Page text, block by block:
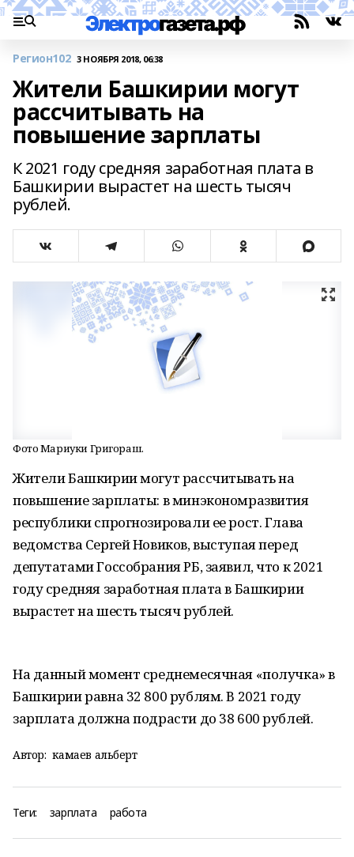
Регион102 3 НОЯБРЯ 2018, 06:38
Жители Башкирии могут
рассчитывать на
повышение зарплаты
К 2021 году средняя заработная плата в
Башкирии вырастет на шесть тысяч
рублей.
Фото Мариуки Григораш.
Жители Башкирии могут рассчитывать на
повышение зарплаты: в минэкономразвития
республики спрогнозировали ее рост. Глава
ведомства Сергей Новиков, выступая перед
депутатами Госсобрания РБ, заявил, что к 2021
году средняя заработная плата в Башкирии
вырастет на шесть тысяч рублей.
На данный момент среднемесячная «получка» в
Башкирии равна 32 800 рублям. В 2021 году
зарплата должна подрасти до 38 600 рублей.
Автор: камаев альберт
Теги: зарплата работа